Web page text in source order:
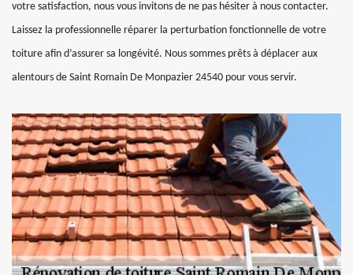
votre satisfaction, nous vous invitons de ne pas hésiter à nous contacter.
Laissez la professionnelle réparer la perturbation fonctionnelle de votre
toiture afin d’assurer sa longévité. Nous sommes prêts à déplacer aux
alentours de Saint Romain De Monpazier 24540 pour vous servir.